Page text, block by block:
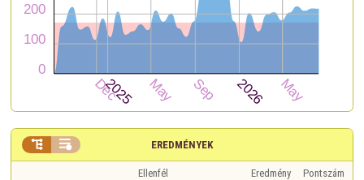
EREDMÉNYEK
 
Ellenfél Eredmény
Pontszám